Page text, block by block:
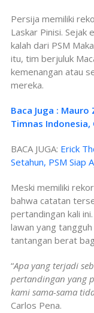
Persija memiliki
Laskar Pinisi. Sejak
kalah dari PSM
itu, tim berjuluk
kemenangan atau
mereka.
Baca Juga :
Timnas
BACA JUGA: Erick
Setahun, PSM Siap
Meski memiliki
bahwa catatan
pertandingan kali
lawan yang
tantangan berat
“Apa yang terjadi
pertandingan yang
kami sama-sama
Carlos Pena.